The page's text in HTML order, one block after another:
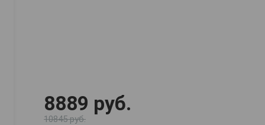
8889 руб.
10845 руб.